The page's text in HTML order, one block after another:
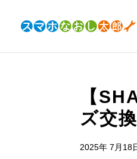
【
ズ交
2025年 7月18